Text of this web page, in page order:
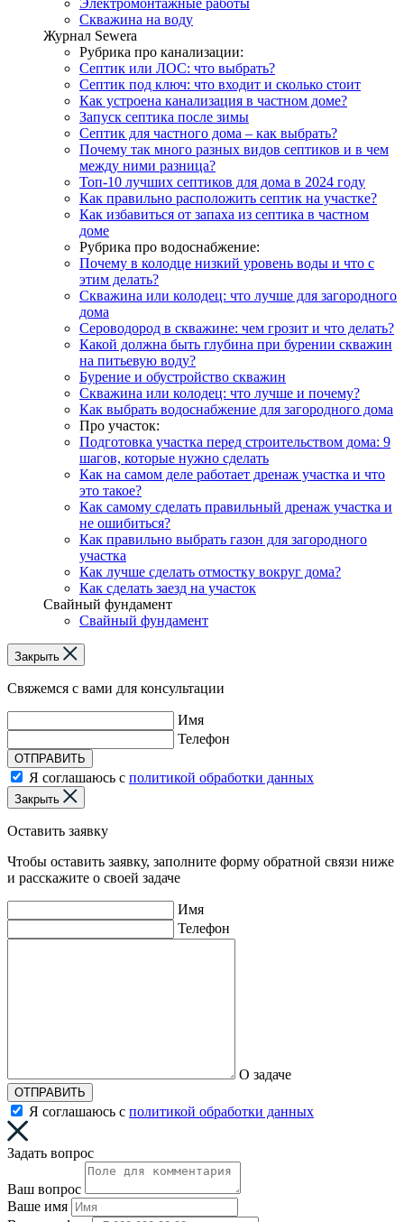
Скважина на воду
Журнал Sewera
Рубрика про канализации:
Септик или ЛОС: что выбрать?
Септик под ключ: что входит и сколько стоит
Как устроена канализация в частном доме?
Запуск септика после зимы
Септик для частного дома – как выбрать?
Почему так много разных видов септиков и в чем
между ними разница?
Топ-10 лучших септиков для дома в 2024 году
Как правильно расположить септик на участке?
Как избавиться от запаха из септика в частном
доме
Рубрика про водоснабжение:
Почему в колодце низкий уровень воды и что с
этим делать?
Скважина или колодец: что лучше для загородного
дома
Сероводород в скважине: чем грозит и что делать?
Какой должна быть глубина при бурении скважин
на питьевую воду?
Бурение и обустройство скважин
Скважина или колодец: что лучше и почему?
Как выбрать водоснабжение для загородного дома
Про участок:
Подготовка участка перед строительством дома: 9
шагов, которые нужно сделать
Как на самом деле работает дренаж участка и что
это такое?
Как самому сделать правильный дренаж участка и
не ошибиться?
Как правильно выбрать газон для загородного
участка
Как лучше сделать отмостку вокруг дома?
Как сделать заезд на участок
Свайный фундамент
Свайный фундамент
Закрыть
Свяжемся с вами для консультации
Имя
Телефон
ОТПРАВИТЬ
Я соглашаюсь с политикой обработки данных
Закрыть
Оставить заявку
Чтобы оставить заявку, заполните форму обратной связи ниже
и расскажите о своей задаче
Имя
Телефон
О задаче
ОТПРАВИТЬ
Я соглашаюсь с политикой обработки данных
Задать вопрос
Ваш вопрос
Ваше имя